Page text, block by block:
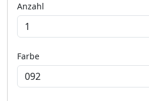
Anzahl
Farbe